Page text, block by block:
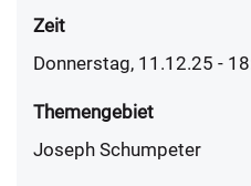
Zeit
Donnerstag, 11.12.25 -
Themengebiet
Joseph Schumpeter